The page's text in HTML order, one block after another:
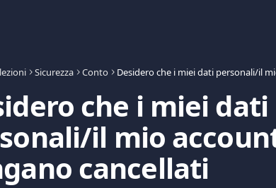
Sicurezza Conto
che i miei dati
il mio
cancellati